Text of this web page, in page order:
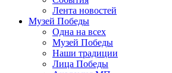
Лента новостей
Музей Победы
Одна на всех
Музей Победы
Наши традиции
Лица Победы